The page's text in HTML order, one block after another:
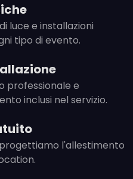
luce e installazioni
tipo di evento.
professionale e
inclusi nel servizio.
l'allestimento